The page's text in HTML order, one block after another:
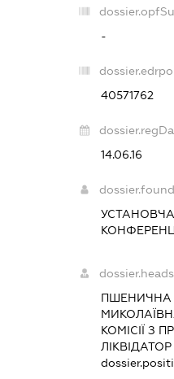
-
40571762
14.06.16
ПШЕНИЧНА
КОМІСІЇ З
ЛІКВІДАТОР